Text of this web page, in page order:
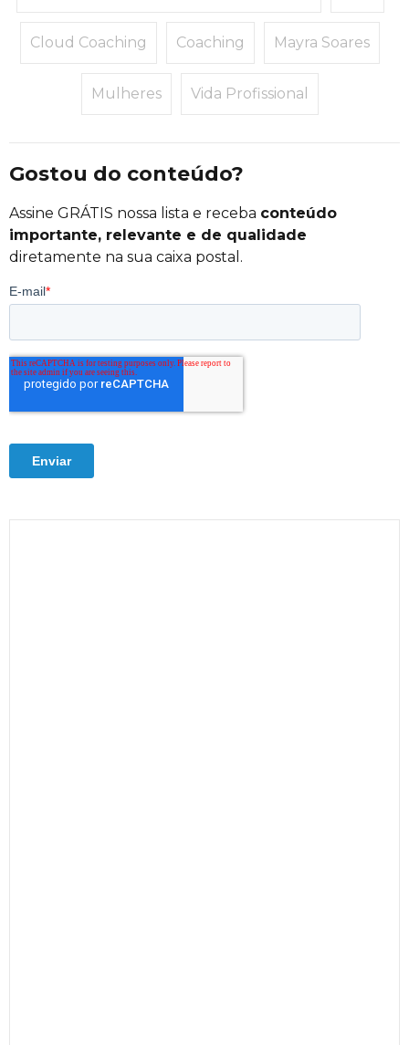
Cloud Coaching Coaching Mayra Soares
Mulheres Vida Profissional
Gostou do conteúdo?
Assine GRÁTIS nossa lista e receba conteúdo
importante, relevante e de qualidade
diretamente na sua caixa postal.